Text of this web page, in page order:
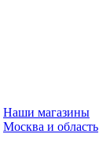
Наши магазины
Москва и область